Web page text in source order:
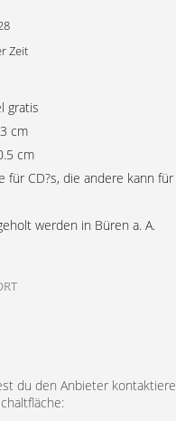
Zeit
gratis
cm
cm
für CD?s, die andere kann
werden in Büren a. A.
du den Anbieter